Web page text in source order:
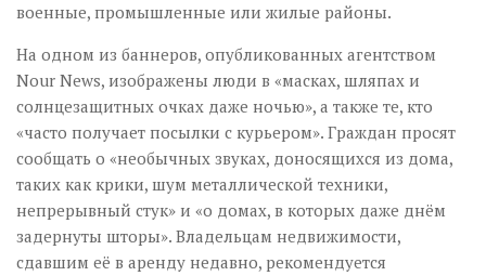
военные, промышленные или жилые районы.
На одном из баннеров, опубликованных агентством
Nour News, изображены люди в «масках, шляпах и
солнцезащитных очках даже ночью», а также те, кто
«часто получает посылки с курьером». Граждан просят
сообщать о «необычных звуках, доносящихся из дома,
таких как крики, шум металлической техники,
непрерывный стук» и «о домах, в которых даже днём
задернуты шторы». Владельцам недвижимости,
сдавшим её в аренду недавно, рекомендуется